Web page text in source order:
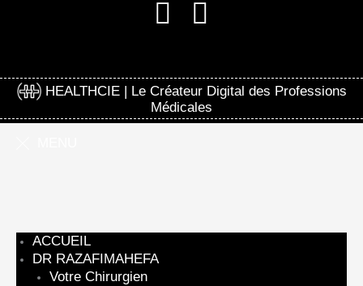
HEALTHCIE | Le Créateur Digital des Professions
Médicales
ACCUEIL
DR RAZAFIMAHEFA
Votre Chirurgien